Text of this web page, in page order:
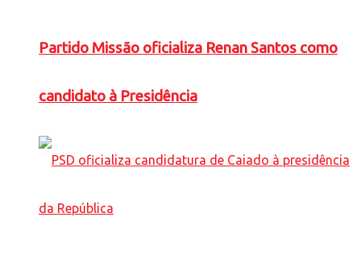
Partido Missão oficializa Renan Santos como
candidato à Presidência